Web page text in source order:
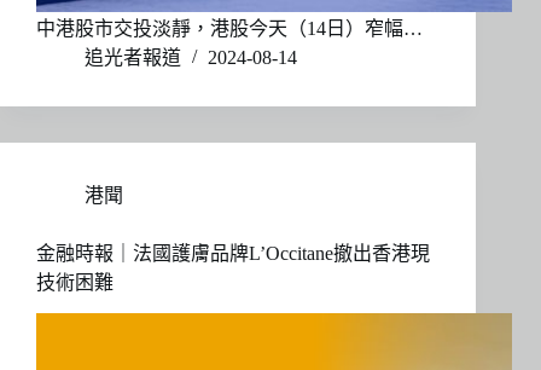
中港股市交投淡靜，港股今天（14日）窄幅…
追光者報道
2024-08-14
港聞
金融時報｜法國護膚品牌L’Occitane撤出香港現
技術困難